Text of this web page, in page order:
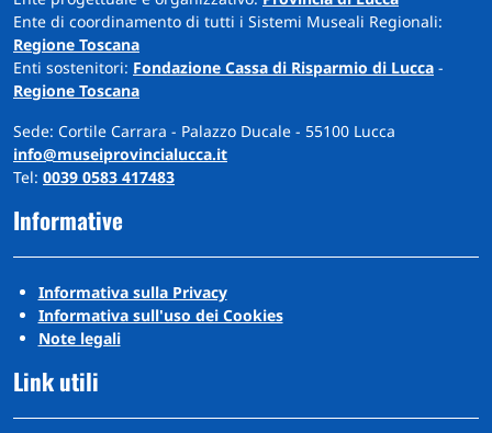
Ente di coordinamento di tutti i Sistemi Museali Regionali:
Regione Toscana
Enti sostenitori: Fondazione Cassa di Risparmio di Lucca -
Regione Toscana
Sede: Cortile Carrara - Palazzo Ducale - 55100 Lucca
info@museiprovincialucca.it
Tel: 0039 0583 417483
Informative
Informativa sulla Privacy
Informativa sull'uso dei Cookies
Note legali
Link utili